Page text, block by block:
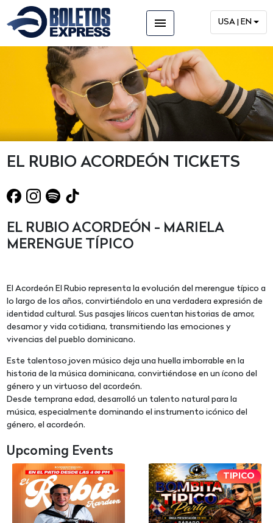
menu USA | EN
EL RUBIO ACORDEÓN TICKETS
EL RUBIO ACORDEÓN - MARIELA
MERENGUE TÍPICO
El Acordeón El Rubio representa la evolución del merengue típico a
lo largo de los años, convirtiéndolo en una verdadera expresión de
identidad cultural. Sus pasajes líricos cuentan historias de amor,
desamor y vida cotidiana, transmitiendo las emociones y
vivencias del pueblo dominicano.
Este talentoso joven músico deja una huella imborrable en la
historia de la música dominicana, convirtiéndose en un ícono del
género y un virtuoso del acordeón.
Desde temprana edad, desarrolló un talento natural para la
música, especialmente dominando el instrumento icónico del
género, el acordeón.
Upcoming Events
TIPICO